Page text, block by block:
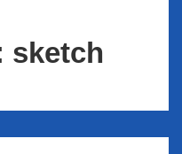
sketch